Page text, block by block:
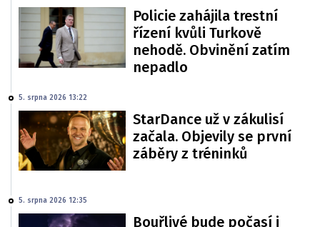
Policie zahájila trestní
řízení kvůli Turkově
nehodě. Obvinění zatím
nepadlo
5. srpna 2026 13:22
StarDance už v zákulisí
začala. Objevily se první
záběry z tréninků
5. srpna 2026 12:35
Bouřlivé bude počasí i